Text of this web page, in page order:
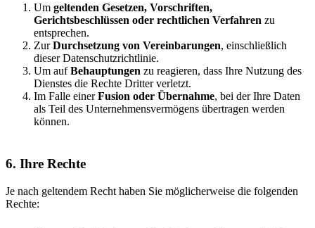
Um geltenden Gesetzen, Vorschriften,
Gerichtsbeschlüssen oder rechtlichen Verfahren zu
entsprechen.
ZurDurchsetzung von Vereinbarungen, einschließlich
dieser Datenschutzrichtlinie.
Um aufBehauptungen zu reagieren, dass Ihre Nutzung des
Dienstes die Rechte Dritter verletzt.
Im Falle einerFusion oder Übernahme, bei der Ihre Daten
als Teil des Unternehmensvermögens übertragen werden
können.
6. Ihre Rechte
Je nach geltendem Recht haben Sie möglicherweise die folgenden
Rechte: